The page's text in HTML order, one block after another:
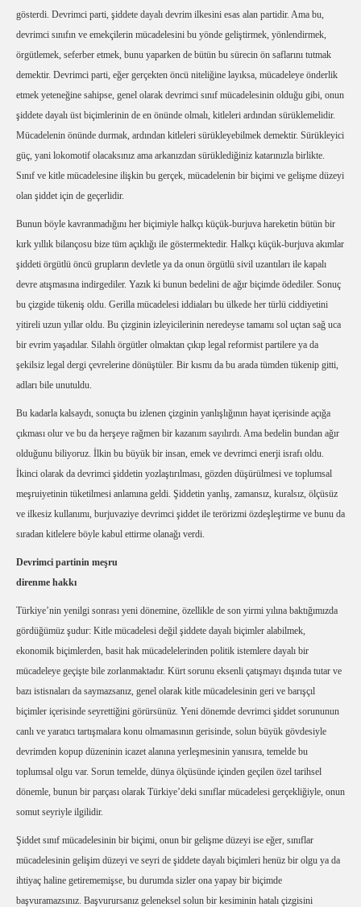
gösterdi. Devrimci parti, şiddete dayalı devrim ilkesini esas alan partidir. Ama bu,
devrimci sınıfın ve emekçilerin mücadelesini bu yönde geliştirmek, yönlendirmek,
örgütlemek, seferber etmek, bunu yaparken de bütün bu sürecin ön saflarını tutmak
demektir. Devrimci parti, eğer gerçekten öncü niteliğine layıksa, mücadeleye önderlik
etmek yeteneğine sahipse, genel olarak devrimci sınıf mücadelesinin olduğu gibi, onun
şiddete dayalı üst biçimlerinin de en önünde olmalı, kitleleri ardından sürüklemelidir.
Mücadelenin önünde durmak, ardından kitleleri sürükleyebilmek demektir. Sürükleyici
güç, yani lokomotif olacaksınız ama arkanızdan sürüklediğiniz katarınızla birlikte.
Sınıf ve kitle mücadelesine ilişkin bu gerçek, mücadelenin bir biçimi ve gelişme düzeyi
olan şiddet için de geçerlidir.
Bunun böyle kavranmadığını her biçimiyle halkçı küçük-burjuva hareketin bütün bir
kırk yıllık bilançosu bize tüm açıklığı ile göstermektedir. Halkçı küçük-burjuva akımlar
şiddeti örgütlü öncü grupların devletle ya da onun örgütlü sivil uzantıları ile kapalı
devre atışmasına indirgediler. Yazık ki bunun bedelini de ağır biçimde ödediler. Sonuç
bu çizgide tükeniş oldu. Gerilla mücadelesi iddiaları bu ülkede her türlü ciddiyetini
yitireli uzun yıllar oldu. Bu çizginin izleyicilerinin neredeyse tamamı sol uçtan sağ uca
bir evrim yaşadılar. Silahlı örgütler olmaktan çıkıp legal reformist partilere ya da
şekilsiz legal dergi çevrelerine dönüştüler. Bir kısmı da bu arada tümden tükenip gitti,
adları bile unutuldu.
Bu kadarla kalsaydı, sonuçta bu izlenen çizginin yanlışlığının hayat içerisinde açığa
çıkması olur ve bu da herşeye rağmen bir kazanım sayılırdı. Ama bedelin bundan ağır
olduğunu biliyoruz. İlkin bu büyük bir insan, emek ve devrimci enerji israfı oldu.
İkinci olarak da devrimci şiddetin yozlaştırılması, gözden düşürülmesi ve toplumsal
meşruiyetinin tüketilmesi anlamına geldi. Şiddetin yanlış, zamansız, kuralsız, ölçüsüz
ve ilkesiz kullanımı, burjuvaziye devrimci şiddet ile terörizmi özdeşleştirme ve bunu da
sıradan kitlelere böyle kabul ettirme olanağı verdi.
Devrimci partinin meşru
direnme hakkı
Türkiye’nin yenilgi sonrası yeni dönemine, özellikle de son yirmi yılına baktığımızda
gördüğümüz şudur: Kitle mücadelesi değil şiddete dayalı biçimler alabilmek,
ekonomik biçimlerden, basit hak mücadelelerinden politik istemlere dayalı bir
mücadeleye geçişte bile zorlanmaktadır. Kürt sorunu eksenli çatışmayı dışında tutar ve
bazı istisnaları da saymazsanız, genel olarak kitle mücadelesinin geri ve barışçıl
biçimler içerisinde seyrettiğini görürsünüz. Yeni dönemde devrimci şiddet sorununun
canlı ve yaratıcı tartışmalara konu olmamasının gerisinde, solun büyük gövdesiyle
devrimden kopup düzeninin icazet alanına yerleşmesinin yanısıra, temelde bu
toplumsal olgu var. Sorun temelde, dünya ölçüsünde içinden geçilen özel tarihsel
dönemle, bunun bir parçası olarak Türkiye’deki sınıflar mücadelesi gerçekliğiyle, onun
somut seyriyle ilgilidir.
Şiddet sınıf mücadelesinin bir biçimi, onun bir gelişme düzeyi ise eğer, sınıflar
mücadelesinin gelişim düzeyi ve seyri de şiddete dayalı biçimleri henüz bir olgu ya da
ihtiyaç haline getirememişse, bu durumda sizler ona yapay bir biçimde
başvuramazsınız. Başvurursanız geleneksel solun bir kesiminin hatalı çizgisini